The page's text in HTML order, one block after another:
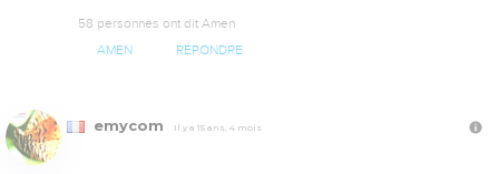
58 personnes ont dit Amen
AMEN RÉPONDRE
emycom Il y a 15 ans, 4 mois